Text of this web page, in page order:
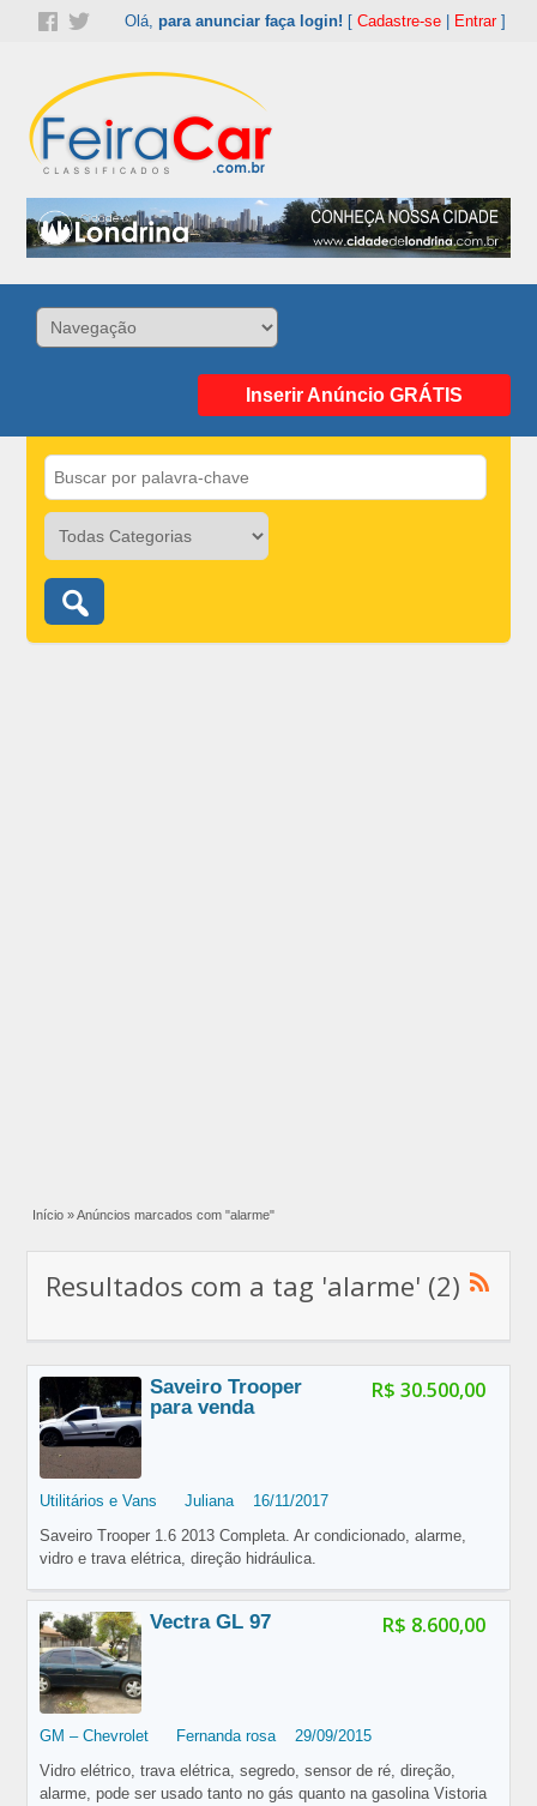
Olá, para anunciar faça login! [ Cadastre-se| Entrar]
Inserir Anúncio GRÁTIS
Início » Anúncios marcados com "alarme"
Resultados com a tag 'alarme' (2)
R$ 30.500,00
Saveiro Trooper
para venda
Utilitários e Vans Juliana
16/11/2017
Saveiro Trooper 1.6 2013 Completa. Ar condicionado, alarme,
vidro e trava elétrica, direção hidráulica.
R$ 8.600,00
Vectra GL 97
GM – Chevrolet Fernanda rosa
29/09/2015
Vidro elétrico, trava elétrica, segredo, sensor de ré, direção,
alarme, pode ser usado tanto no gás quanto na gasolina Vistoria